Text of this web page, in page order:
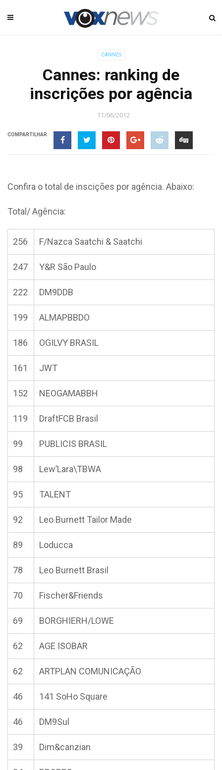
CANNES
Cannes: ranking de
inscrições por agência
11/06/2012
COMPARTILHAR
Confira o total de inscições por agência. Abaixo:
Total/ Agência:
256 F/Nazca Saatchi & Saatchi
247 Y&R São Paulo
222 DM9DDB
199 ALMAPBBDO
186 OGILVY BRASIL
161 JWT
152 NEOGAMABBH
119 DraftFCB Brasil
99 PUBLICIS BRASIL
98 Lew’Lara\TBWA
95 TALENT
92 Leo Burnett Tailor Made
89 Loducca
78 Leo Burnett Brasil
70 Fischer&Friends
69 BORGHIERH/LOWE
62 AGE ISOBAR
62 ARTPLAN COMUNICAÇÃO
46 141 SoHo Square
46 DM9Sul
39 Dim&canzian